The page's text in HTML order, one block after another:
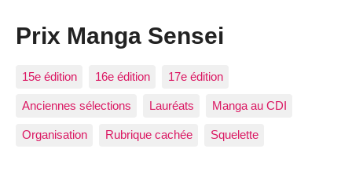
Prix Manga Sensei
15e édition 16e édition 17e édition
Anciennes sélections Lauréats Manga au CDI
Organisation Rubrique cachée Squelette